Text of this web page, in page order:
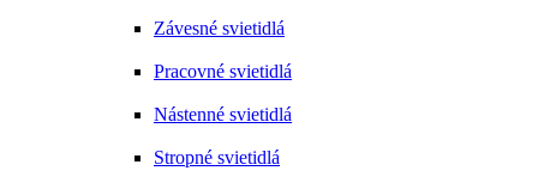
Závesné svietidlá
Pracovné svietidlá
Nástenné svietidlá
Stropné svietidlá